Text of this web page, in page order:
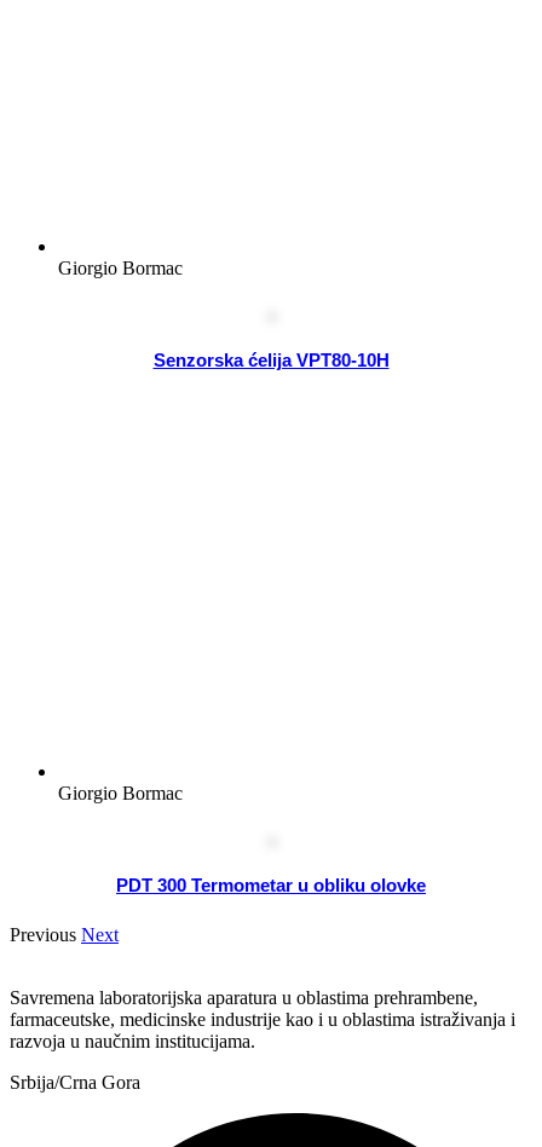
Giorgio Bormac
Senzorska ćelija VPT80-10H
Giorgio Bormac
PDT 300 Termometar u obliku olovke
Previous Next
Savremena laboratorijska aparatura u oblastima prehrambene,
farmaceutske, medicinske industrije kao i u oblastima istraživanja i
razvoja u naučnim institucijama.
Srbija/Crna Gora